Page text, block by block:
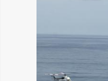
Н